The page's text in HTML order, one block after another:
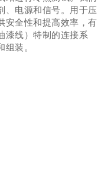
、电源和信号。用于压
安全性和提高效率，有
漆线）特制的连接系
装。